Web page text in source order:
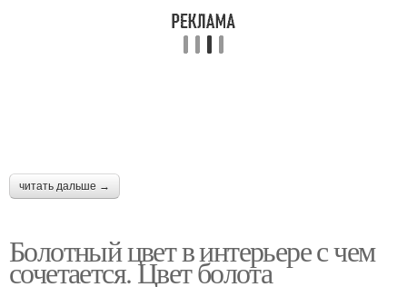
читать дальше →
Болотный цвет в интерьере с чем
сочетается. Цвет болота